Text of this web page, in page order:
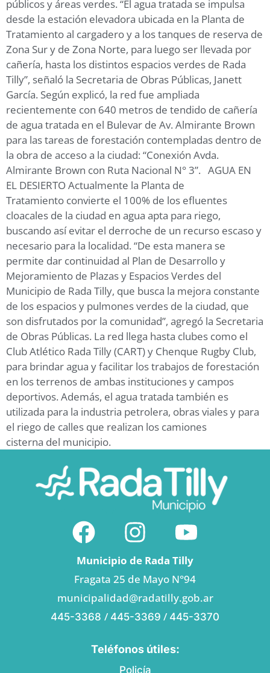
públicos y áreas verdes. “El agua tratada se impulsa
desde la estación elevadora ubicada en la Planta de
Tratamiento al cargadero y a los tanques de reserva de
Zona Sur y de Zona Norte, para luego ser llevada por
cañería, hasta los distintos espacios verdes de Rada
Tilly”, señaló la Secretaria de Obras Públicas, Janett
García. Según explicó, la red fue ampliada
recientemente con 640 metros de tendido de cañería
de agua tratada en el Bulevar de Av. Almirante Brown
para las tareas de forestación contempladas dentro de
la obra de acceso a la ciudad: “Conexión Avda.
Almirante Brown con Ruta Nacional N° 3”. AGUA EN
EL DESIERTO Actualmente la Planta de
Tratamiento convierte el 100% de los efluentes
cloacales de la ciudad en agua apta para riego,
buscando así evitar el derroche de un recurso escaso y
necesario para la localidad. “De esta manera se
permite dar continuidad al Plan de Desarrollo y
Mejoramiento de Plazas y Espacios Verdes del
Municipio de Rada Tilly, que busca la mejora constante
de los espacios y pulmones verdes de la ciudad, que
son disfrutados por la comunidad”, agregó la Secretaria
de Obras Públicas. La red llega hasta clubes como el
Club Atlético Rada Tilly (CART) y Chenque Rugby Club,
para brindar agua y facilitar los trabajos de forestación
en los terrenos de ambas instituciones y campos
deportivos. Además, el agua tratada también es
utilizada para la industria petrolera, obras viales y para
el riego de calles que realizan los camiones
cisterna del municipio.
Municipio de Rada Tilly
Fragata 25 de Mayo N°94
municipalidad@radatilly.gob.ar
445-3368 / 445-3369 / 445-3370
Teléfonos útiles:
Policía